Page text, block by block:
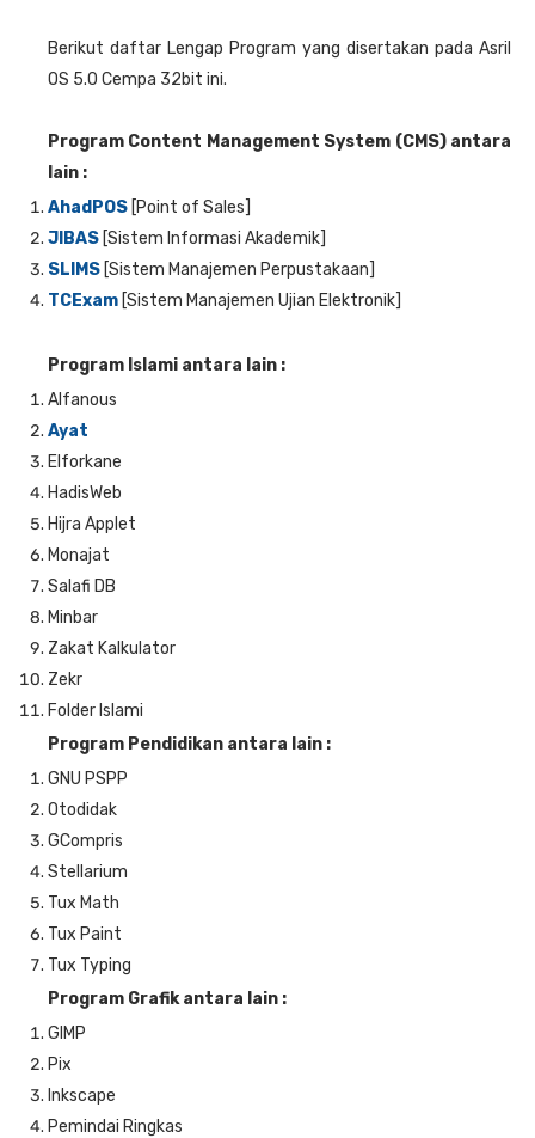
Berikut daftar Lengap Program yang disertakan pada Asril
OS 5.0 Cempa 32bit ini.
Program Content Management System (CMS) antara
lain :
AhadPOS [Point of Sales]
JIBAS [Sistem Informasi Akademik]
SLIMS [Sistem Manajemen Perpustakaan]
TCExam [Sistem Manajemen Ujian Elektronik]
Program Islami antara lain :
Alfanous
Ayat
Elforkane
HadisWeb
Hijra Applet
Monajat
Salafi DB
Minbar
Zakat Kalkulator
Zekr
Folder Islami
Program Pendidikan antara lain :
GNU PSPP
Otodidak
GCompris
Stellarium
Tux Math
Tux Paint
Tux Typing
Program Grafik antara lain :
GIMP
Pix
Inkscape
Pemindai Ringkas